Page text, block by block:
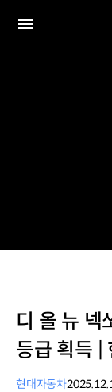
디 올 뉴 넥
등급 획득 |
현대자동차